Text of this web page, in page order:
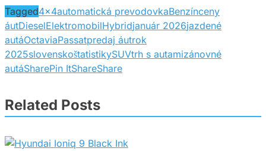
Tagged4x4automatická prevodovkaBenzínceny
áutDieselElektromobilHybridjanuár 2026jazdené
autáOctaviaPassatpredaj áutrok
2025slovenskoštatistikySUVtrh s autamizánovné
autáSharePin ItShareShare
Related Posts